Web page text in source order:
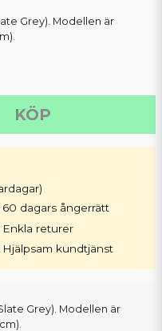
Grey). Modellen är
KÖP
60 dagars ångerrätt
Enkla returer
Hjälpsam kundtjänst
Grey). Modellen är